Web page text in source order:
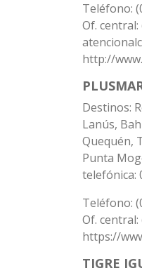
Teléfono:
Of. central:
http://
Destinos:
Lanús,
Quequén,
Punta
telefónica:
Teléfono:
Of. central:
https://
TIGRE